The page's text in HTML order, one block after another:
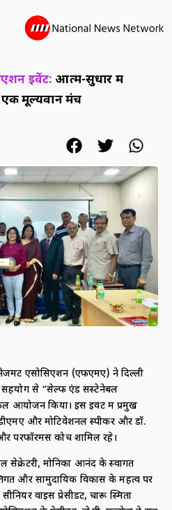
इवेंट: आत्म-सुधार में
एक मूल्यवान मंच
एसोसिएशन (एफएमए) ने दिल्ली
से “सेल्फ एंड सस्टेनेबल
आयोजन किया। इस इवेंट में प्रमुख
और मोटिवेशनल स्पीकर और डॉ.
परफॉरमेंस कोच शामिल रहे।
मोनिका आनंद के स्वागत
और सामुदायिक विकास के महत्व पर
वाइस प्रेसीडेंट, चारू स्मिता